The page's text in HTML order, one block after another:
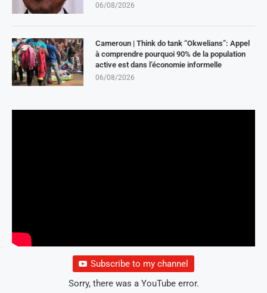
06/08/2026
Cameroun | Think do tank “Okwelians”: Appel
à comprendre pourquoi 90% de la population
active est dans l’économie informelle
06/08/2026
Subscribe to my channel
Sorry, there was a YouTube error.